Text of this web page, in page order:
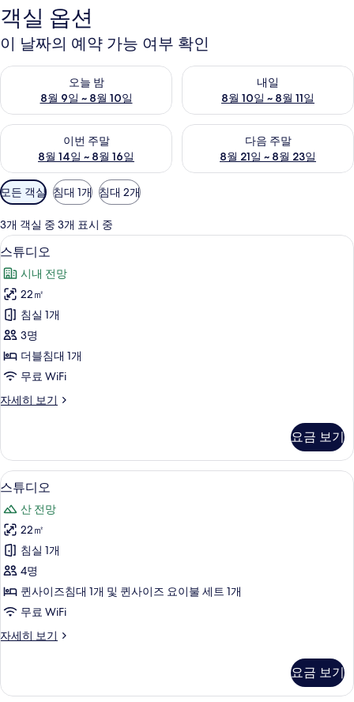
객실 옵션
이 날짜의 예약 가능 여부 확인
오늘 밤
8월 9일 ~ 8월 10일
오늘 밤 예약 가능 여부 확인, 8월 9일 ~ 8월 10일
내일
8월 10일 ~ 8월 11일
내일 예약 가능 여부 확인, 8월
이번 주말
8월 14일 ~ 8월 16일
이번 주말 예약 가능 여부 확인, 8월 14일 ~ 8월 16일
다음 주말
8월 21일 ~ 8월 23일
다음 주말 예약 가능 여부 확인
객
실
에
사
용
가
능
한
필
터
모든 객실 침대 1개 침대 2개
3개 객실 중 3개 표시 중
스
튜
디
오
사
진
모
보
객실 내 금고, 책상, 노트북 작업 공간,
12
스튜디오
시내 전망
22㎡
침실 1개
3명
더블침대 1개
무료 WiFi
자세히 보기
스
자
세
히
기
요금 보기
스
튜
디
오
사
진
모
보
객실 내 금고, 책상, 노트북 작업 공간,
12
스튜디오
산 전망
22㎡
침실 1개
4명
퀸사이즈침대 1개 및 퀸사이즈 요이불 세트 1개
무료 WiFi
자세히 보기
스
자
요금 보기